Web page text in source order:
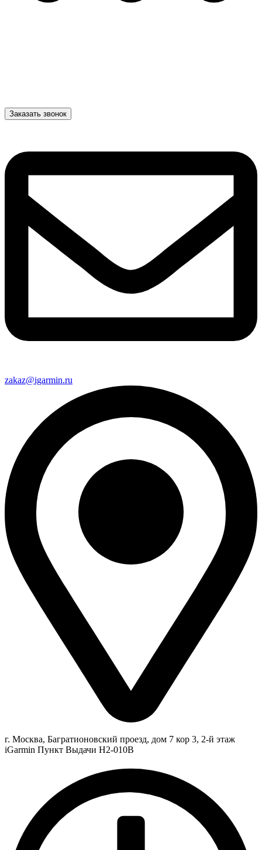
Заказать звонок
zakaz@igarmin.ru
г. Москва, Багратионовский проезд, дом 7 кор 3, 2-й этаж
iGarmin Пункт Выдачи Н2-010В